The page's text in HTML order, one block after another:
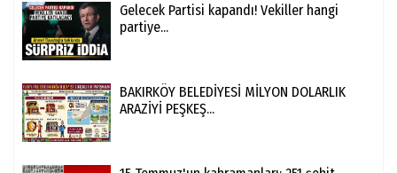
Gelecek Partisi kapandı! Vekiller hangi
partiye...
BAKIRKÖY BELEDİYESİ MİLYON DOLARLIK
ARAZİYİ PEŞKEŞ...